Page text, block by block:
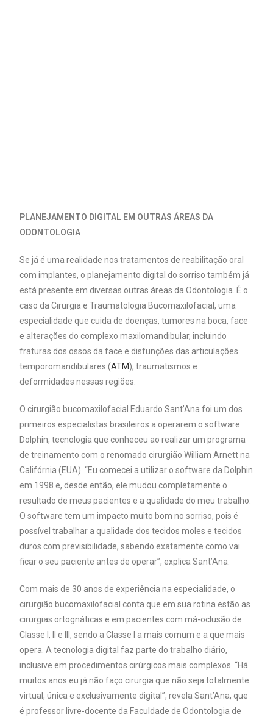
PLANEJAMENTO DIGITAL EM OUTRAS ÁREAS DA
ODONTOLOGIA
Se já é uma realidade nos tratamentos de reabilitação oral
com implantes, o planejamento digital do sorriso também já
está presente em diversas outras áreas da Odontologia. É o
caso da Cirurgia e Traumatologia Bucomaxilofacial, uma
especialidade que cuida de doenças, tumores na boca, face
e alterações do complexo maxilomandibular, incluindo
fraturas dos ossos da face e disfunções das articulações
temporomandibulares (ATM), traumatismos e
deformidades nessas regiões.
O cirurgião bucomaxilofacial Eduardo Sant’Ana foi um dos
primeiros especialistas brasileiros a operarem o software
Dolphin, tecnologia que conheceu ao realizar um programa
de treinamento com o renomado cirurgião William Arnett na
Califórnia (EUA). “Eu comecei a utilizar o software da Dolphin
em 1998 e, desde então, ele mudou completamente o
resultado de meus pacientes e a qualidade do meu trabalho.
O software tem um impacto muito bom no sorriso, pois é
possível trabalhar a qualidade dos tecidos moles e tecidos
duros com previsibilidade, sabendo exatamente como vai
ficar o seu paciente antes de operar”, explica Sant’Ana.
Com mais de 30 anos de experiência na especialidade, o
cirurgião bucomaxilofacial conta que em sua rotina estão as
cirurgias ortognáticas e em pacientes com má-oclusão de
Classe I, II e III, sendo a Classe I a mais comum e a que mais
opera. A tecnologia digital faz parte do trabalho diário,
inclusive em procedimentos cirúrgicos mais complexos. “Há
muitos anos eu já não faço cirurgia que não seja totalmente
virtual, única e exclusivamente digital”, revela Sant’Ana, que
é professor livre-docente da Faculdade de Odontologia de